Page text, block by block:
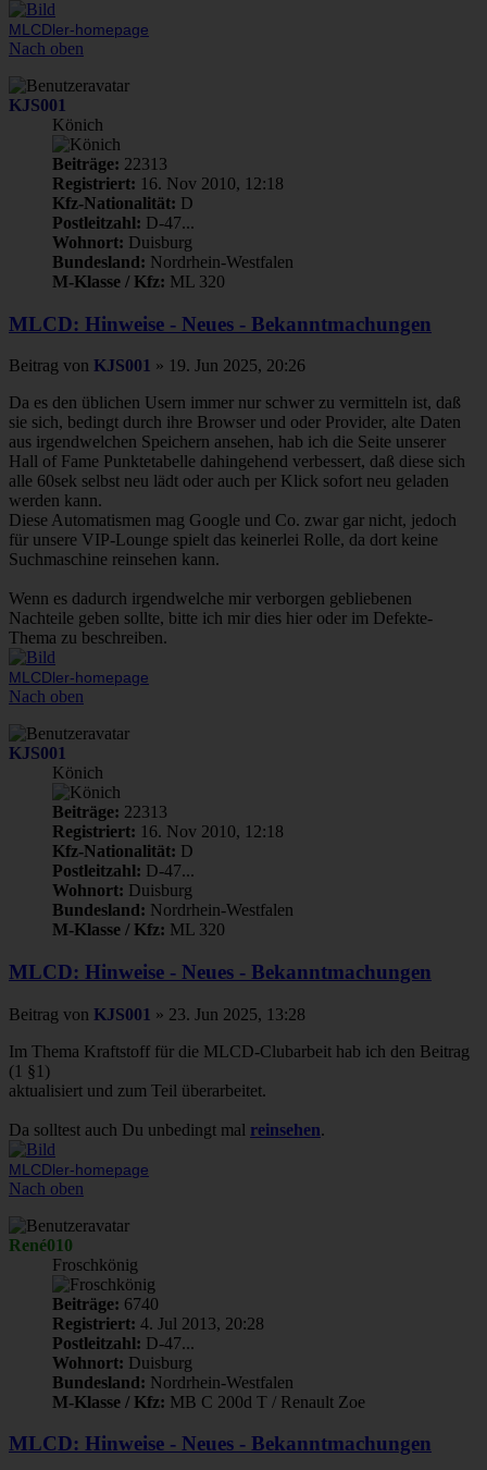
MLCDler-homepage
Nach oben
KJS001
Könich
Beiträge: 22313
Registriert: 16. Nov 2010, 12:18
Kfz-Nationalität: D
Postleitzahl: D-47...
Wohnort: Duisburg
Bundesland: Nordrhein-Westfalen
M-Klasse / Kfz: ML 320
MLCD: Hinweise - Neues - Bekanntmachungen
Beitrag von KJS001 » 19. Jun 2025, 20:26
Da es den üblichen Usern immer nur schwer zu vermitteln ist, daß
sie sich, bedingt durch ihre Browser und oder Provider, alte Daten
aus irgendwelchen Speichern ansehen, hab ich die Seite unserer
Hall of Fame Punktetabelle dahingehend verbessert, daß diese sich
alle 60sek selbst neu lädt oder auch per Klick sofort neu geladen
werden kann.
Diese Automatismen mag Google und Co. zwar gar nicht, jedoch
für unsere VIP-Lounge spielt das keinerlei Rolle, da dort keine
Suchmaschine reinsehen kann.
Wenn es dadurch irgendwelche mir verborgen gebliebenen
Nachteile geben sollte, bitte ich mir dies hier oder im Defekte-
Thema zu beschreiben.
MLCDler-homepage
Nach oben
KJS001
Könich
Beiträge: 22313
Registriert: 16. Nov 2010, 12:18
Kfz-Nationalität: D
Postleitzahl: D-47...
Wohnort: Duisburg
Bundesland: Nordrhein-Westfalen
M-Klasse / Kfz: ML 320
MLCD: Hinweise - Neues - Bekanntmachungen
Beitrag von KJS001 » 23. Jun 2025, 13:28
Im Thema Kraftstoff für die MLCD-Clubarbeit hab ich den Beitrag
(1 §1)
aktualisiert und zum Teil überarbeitet.
Da solltest auch Du unbedingt mal reinsehen.
MLCDler-homepage
Nach oben
René010
Froschkönig
Beiträge: 6740
Registriert: 4. Jul 2013, 20:28
Postleitzahl: D-47...
Wohnort: Duisburg
Bundesland: Nordrhein-Westfalen
M-Klasse / Kfz: MB C 200d T / Renault Zoe
MLCD: Hinweise - Neues - Bekanntmachungen